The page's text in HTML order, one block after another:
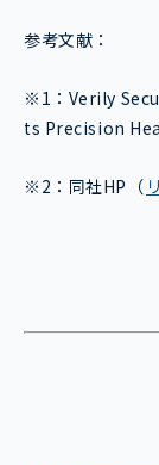
参考文献：
※1：Verily
ts Precision
※2：同社HP（